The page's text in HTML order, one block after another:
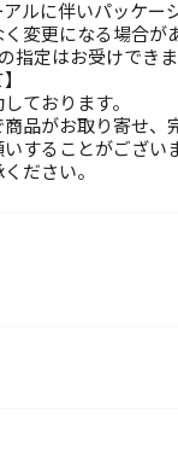
ルに伴いパッケー
変更になる場合が
指定はお受けできま
ております。
品がお取り寄せ、
することがござい
ださい。